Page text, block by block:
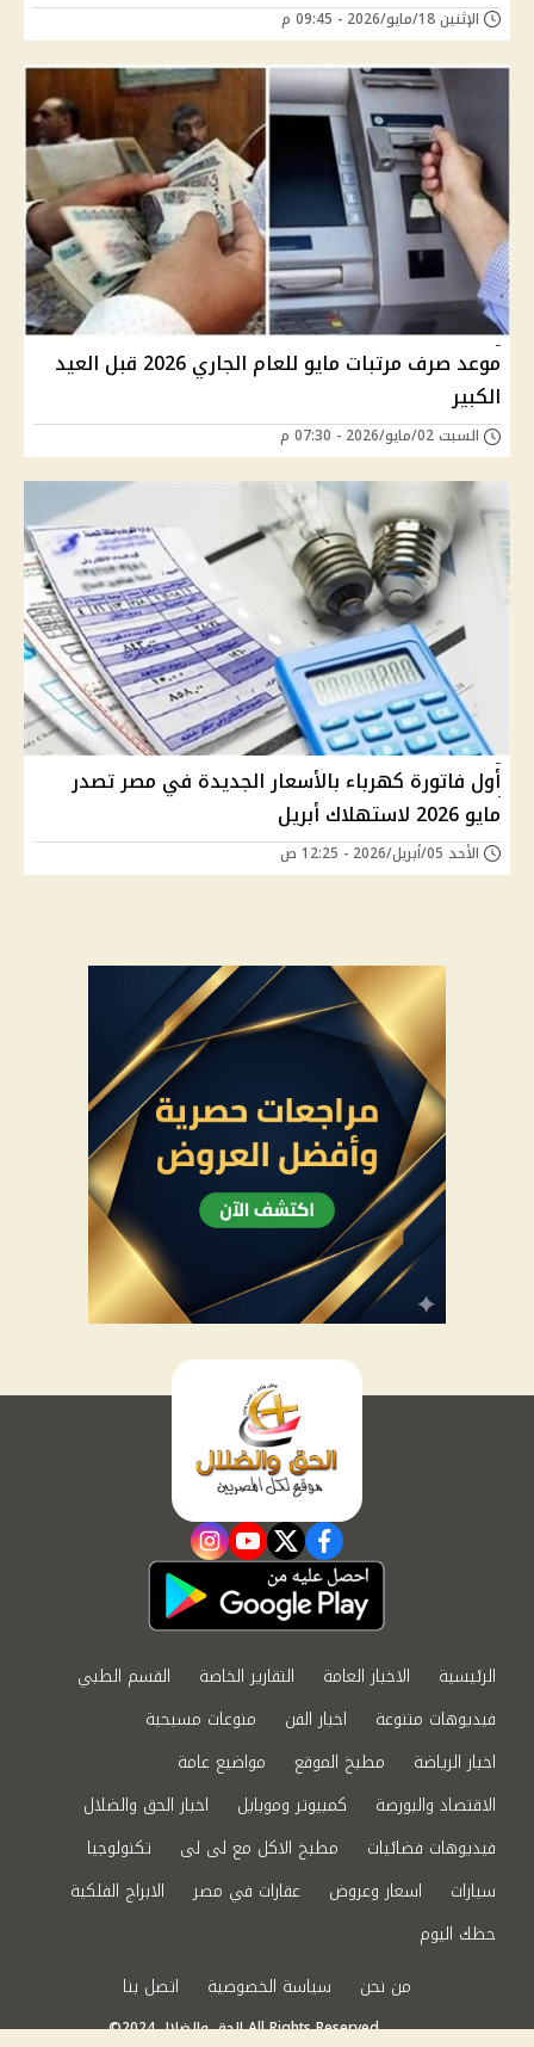
الإثنين 18/مايو/2026 - 09:45 م
موعد صرف مرتبات مايو للعام الجاري 2026 قبل العيد
الكبير
السبت 02/مايو/2026 - 07:30 م
أول فاتورة كهرباء بالأسعار الجديدة في مصر تصدر
مايو 2026 لاستهلاك أبريل
الأحد 05/أبريل/2026 - 12:25 ص
facebook
twitter
youtube
instagram
الرئيسية الاخبار العامة التقارير الخاصة
القسم الطبي
فيديوهات متنوعة
اخبار الفن
منوعات مسيحية
اخبار الرياضة
مطبخ الموقع
مواضيع عامة
الاقتصاد والبورصة
كمبيوتر وموبايل
اخبار الحق والضلال
فيديوهات فضائيات
مطبخ الاكل مع لى لى
تكنولوجيا
سيارات
اسعار وعروض عقارات في مصر
الابراج الفلكية
حظك اليوم
من نحن
سياسة الخصوصية اتصل بنا
©2024 الحق والضلال All Rights Reserved.